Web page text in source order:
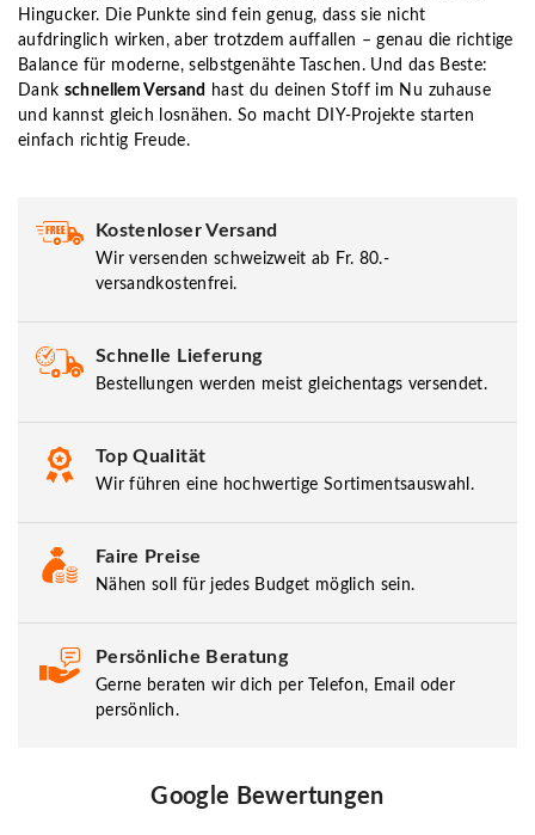
Hingucker. Die Punkte sind fein genug, dass sie nicht
aufdringlich wirken, aber trotzdem auffallen – genau die richtige
Balance für moderne, selbstgenähte Taschen. Und das Beste:
Dank schnellem Versand
hast du deinen Stoff im Nu zuhause
und kannst gleich losnähen. So macht DIY-Projekte starten
einfach richtig Freude.
Kostenloser Versand
Wir versenden schweizweit ab Fr. 80.-
versandkostenfrei.
Schnelle Lieferung
Bestellungen werden meist gleichentags versendet.
Top Qualität
Wir führen eine hochwertige Sortimentsauswahl.
Faire Preise
Nähen soll für jedes Budget möglich sein.
Persönliche Beratung
Gerne beraten wir dich per Telefon, Email oder
persönlich.
Google Bewertungen